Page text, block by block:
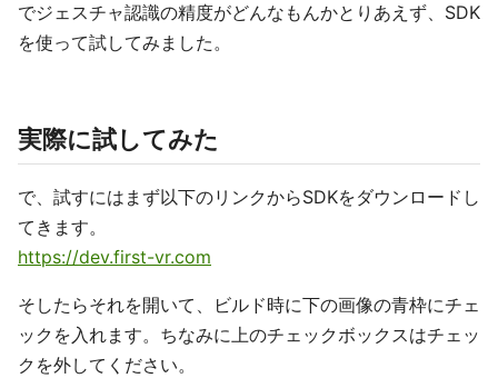
でジェスチャ認識の精度がどんなもんかとりあえず、SDK
を使って試してみました。
実際に試してみた
で、試すにはまず以下のリンクからSDKをダウンロードし
てきます。
https://dev.first-vr.com
そしたらそれを開いて、ビルド時に下の画像の青枠にチェ
ックを入れます。ちなみに上のチェックボックスはチェッ
クを外してください。